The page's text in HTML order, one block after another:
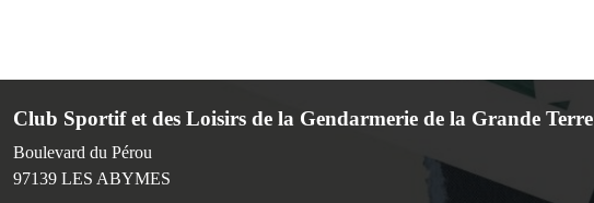
Club Sportif et des Loisirs de la Gendarmerie de la Grande Terre
Boulevard du Pérou
97139 LES ABYMES